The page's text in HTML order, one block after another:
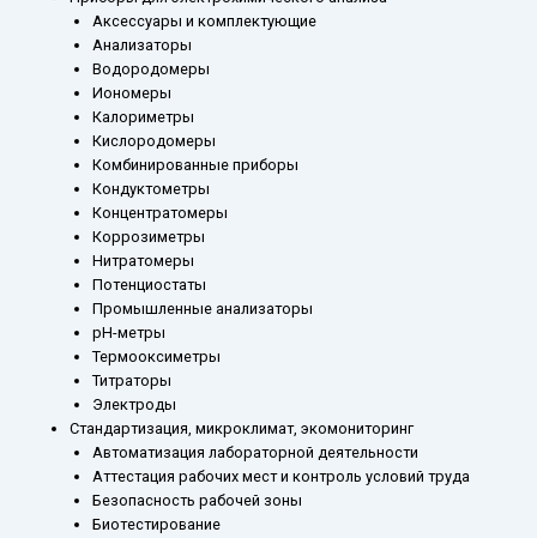
Аксессуары и комплектующие
Анализаторы
Водородомеры
Иономеры
Калориметры
Кислородомеры
Комбинированные приборы
Кондуктометры
Концентратомеры
Коррозиметры
Нитратомеры
Потенциостаты
Промышленные анализаторы
рН-метры
Термооксиметры
Титраторы
Электроды
Стандартизация, микроклимат, экомониторинг
Автоматизация лабораторной деятельности
Аттестация рабочих мест и контроль условий труда
Безопасность рабочей зоны
Биотестирование